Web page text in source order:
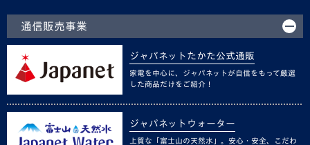
通信販売事業
ジャパネットたかた公式通販
家電を中心に、ジャパネットが自信をもって厳選
した商品だけをご紹介！
ジャパネットウォーター
上質な「富士山の天然水」。安心・安全、こだわ